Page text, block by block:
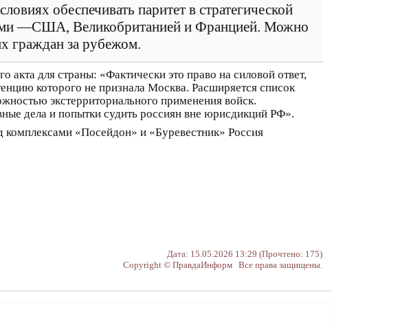
обеспечивать паритет в стратегической
—США, Великобританией и Францией. Можно
граждан за рубежом.
акта для страны: «Фактически это право на силовой ответ,
которого не признала Москва. Расширяется список
экстерриториального применения войск.
дела и попытки судить россиян вне юрисдикций РФ».
«Посейдон» и «Буревестник» Россия
Дата: 15.05.2026 13:29 (Прочтено: 175)
Copyright © ПравдаИнформ Все права защищены.